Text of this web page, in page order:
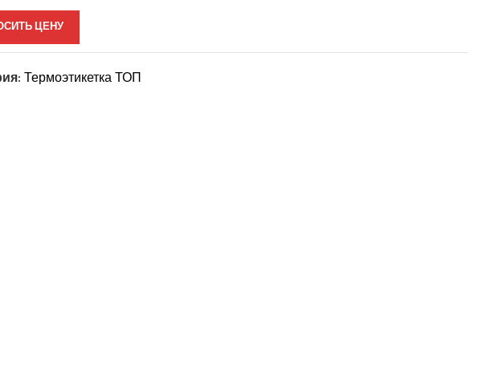
ЦЕНУ
Термоэтикетка ТОП